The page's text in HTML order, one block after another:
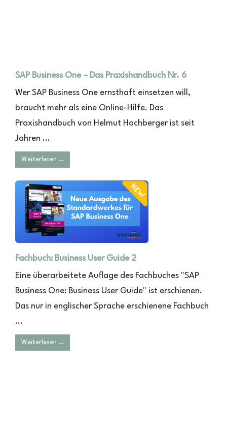
SAP Business One – Das Praxishandbuch Nr. 6
Wer SAP Business One ernsthaft einsetzen will,
braucht mehr als eine Online-Hilfe. Das
Praxishandbuch von Helmut Hochberger ist seit
Jahren ...
Weiterlesen …
Fachbuch: Business User Guide 2
Eine überarbeitete Auflage des Fachbuches "SAP
Business One: Business User Guide" ist erschienen.
Das nur in englischer Sprache erschienene Fachbuch
...
Weiterlesen …